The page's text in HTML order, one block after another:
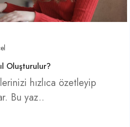
Oluşturulur?
hızlıca özetleyip
Bu yaz..